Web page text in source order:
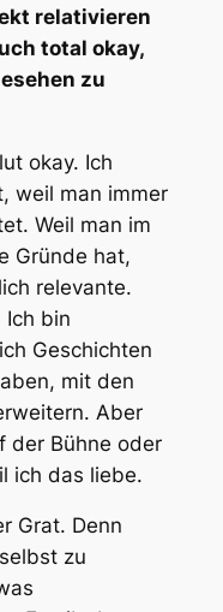
relativieren
total okay,
zu
okay. Ich
weil man immer
Weil man im
Gründe hat,
relevante.
Ich bin
Geschichten
mit den
Aber
der Bühne oder
ich das liebe.
Grat. Denn
zu